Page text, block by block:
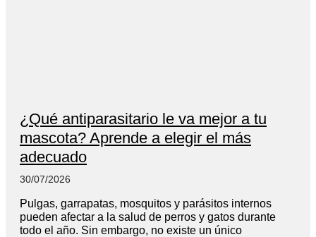
¿Qué antiparasitario le va mejor a tu
mascota? Aprende a elegir el más
adecuado
30/07/2026
Pulgas, garrapatas, mosquitos y parásitos internos
pueden afectar a la salud de perros y gatos durante
todo el año. Sin embargo, no existe un único